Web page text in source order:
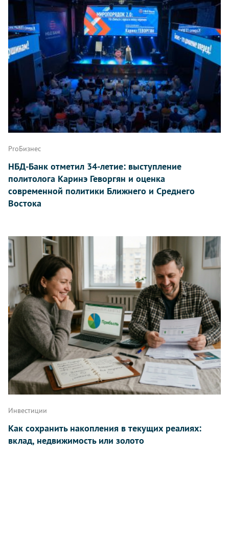
ProБизнес
НБД-Банк отметил 34-летие: выступление
политолога Каринэ Геворгян и оценка
современной политики Ближнего и Среднего
Востока
Инвестиции
Как сохранить накопления в текущих реалиях:
вклад, недвижимость или золото